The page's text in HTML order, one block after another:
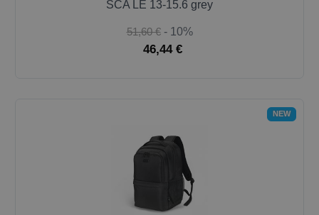
SCA LE 13-15.6 grey
51,60 € - 10%
46,44 €
NEW